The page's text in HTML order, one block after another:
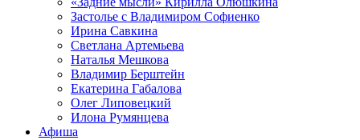
Застолье с Владимиром Софиенко
Ирина Савкина
Светлана Артемьева
Наталья Мешкова
Владимир Берштейн
Екатерина Габалова
Олег Липовецкий
Илона Румянцева
Афиша